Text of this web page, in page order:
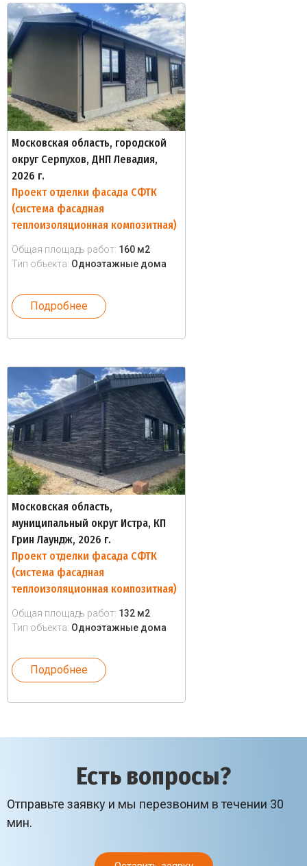
Московская область, городской
округ Серпухов, ДНП Левадия,
2026 г.
Проект отделки фасада СФТК
(система фасадная
теплоизоляционная композитная)
Общая площадь работ: 160 м2
Тип объекта: Одноэтажные дома
Подробнее
Московская область,
муниципальный округ Истра, КП
Грин Лаундж, 2026 г.
Проект отделки фасада СФТК
(система фасадная
теплоизоляционная композитная)
Общая площадь работ: 132 м2
Тип объекта: Одноэтажные дома
Подробнее
Есть вопросы?
Отправьте заявку и мы перезвоним в течении 30
мин.